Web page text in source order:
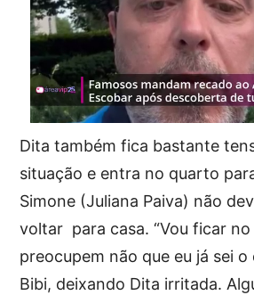
Dita também fica bastante
situação e entra no quarto
Simone (Juliana Paiva) não
voltar para casa. “Vou ficar
preocupem não que eu já sei o
Bibi, deixando Dita irritada.